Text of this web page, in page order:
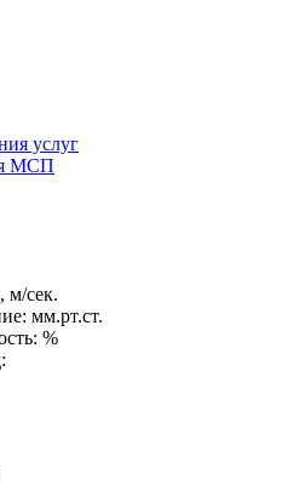
услуг
МСП
м/сек.
мм.рт.ст.
%